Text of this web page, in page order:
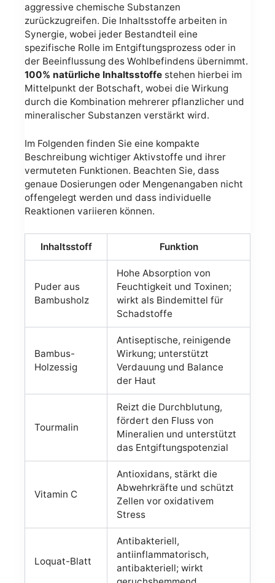
aggressive chemische Substanzen
zurückzugreifen. Die Inhaltsstoffe arbeiten in
Synergie, wobei jeder Bestandteil eine
spezifische Rolle im Entgiftungsprozess oder in
der Beeinflussung des Wohlbefindens übernimmt.
100% natürliche Inhaltsstoffe stehen hierbei im
Mittelpunkt der Botschaft, wobei die Wirkung
durch die Kombination mehrerer pflanzlicher und
mineralischer Substanzen verstärkt wird.
Im Folgenden finden Sie eine kompakte
Beschreibung wichtiger Aktivstoffe und ihrer
vermuteten Funktionen. Beachten Sie, dass
genaue Dosierungen oder Mengenangaben nicht
offengelegt werden und dass individuelle
Reaktionen variieren können.
Inhaltsstoff Funktion
Puder aus
Bambusholz
Hohe Absorption von
Feuchtigkeit und Toxinen;
wirkt als Bindemittel für
Schadstoffe
Bambus-
Holzessig
Antiseptische, reinigende
Wirkung; unterstützt
Verdauung und Balance
der Haut
Tourmalin
Reizt die Durchblutung,
fördert den Fluss von
Mineralien und unterstützt
das Entgiftungspotenzial
Vitamin C
Antioxidans, stärkt die
Abwehrkräfte und schützt
Zellen vor oxidativem
Stress
Loquat-Blatt
Antibakteriell,
antiinflammatorisch,
antibakteriell; wirkt